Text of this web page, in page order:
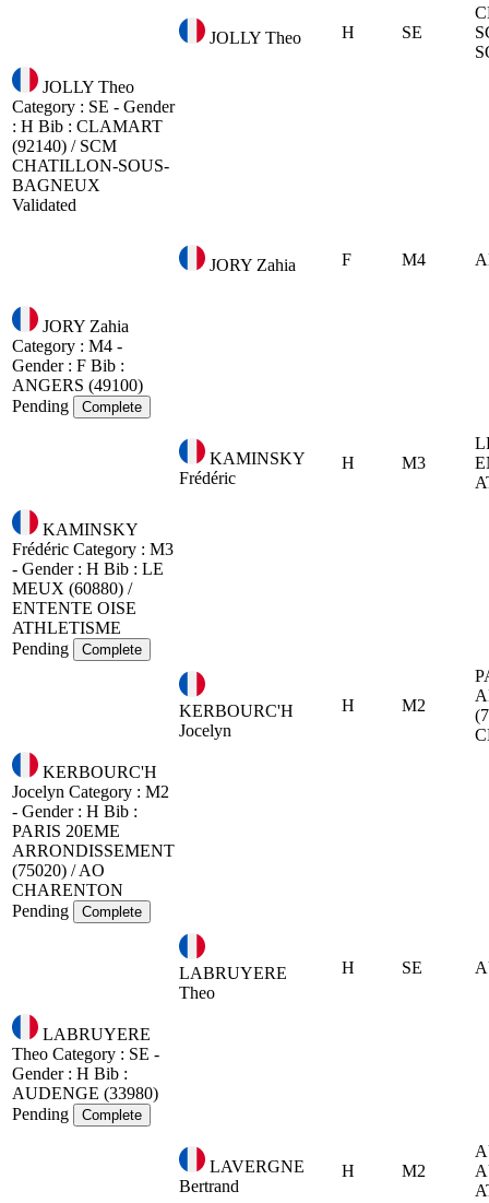
JOLLY Theo H SE
JOLLY Theo
Category : SE - Gender
: H Bib : CLAMART
(92140) / SCM
CHATILLON-SOUS-
BAGNEUX
Validated
JORY Zahia F M4
JORY Zahia
Category : M4 -
Gender : F Bib :
ANGERS (49100)
Pending
Complete
KAMINSKY
Frédéric
H M3
KAMINSKY
Frédéric Category : M3
- Gender : H Bib : LE
MEUX (60880) /
ENTENTE OISE
ATHLETISME
Pending
Complete
KERBOURC'H
Jocelyn
H M2
KERBOURC'H
Jocelyn Category : M2
- Gender : H Bib :
PARIS 20EME
ARRONDISSEMENT
(75020) / AO
CHARENTON
Pending
Complete
LABRUYERE
Theo
H SE
LABRUYERE
Theo Category : SE -
Gender : H Bib :
AUDENGE (33980)
Pending
Complete
LAVERGNE
Bertrand
H M2